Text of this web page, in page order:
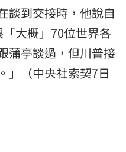
談到交接時，他說自
大概」70位世界各
蒲亭談過，但川普接
」（中央社索契7日